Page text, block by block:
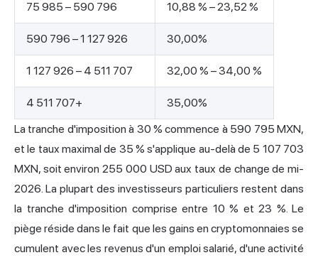
75 985 – 590 796 10,88 % – 23,52 %
590 796 – 1 127 926 30,00%
1 127 926 – 4 511 707 32,00 % – 34,00 %
4 511 707+
35,00%
La tranche d'imposition à 30 % commence à 590 795 MXN,
et le taux maximal de 35 % s'applique au-delà de 5 107 703
MXN, soit environ 255 000 USD aux taux de change de mi-
2026. La plupart des investisseurs particuliers restent dans
la tranche d'imposition comprise entre 10 % et 23 %. Le
piège réside dans le fait que les gains en cryptomonnaies se
cumulent avec les revenus d'un emploi salarié, d'une activité